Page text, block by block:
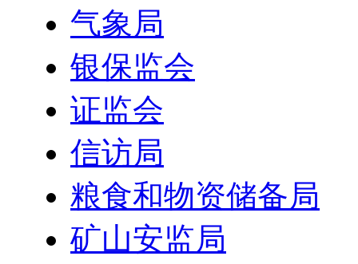
气象局
银保监会
证监会
信访局
粮食和物资储备局
矿山安监局